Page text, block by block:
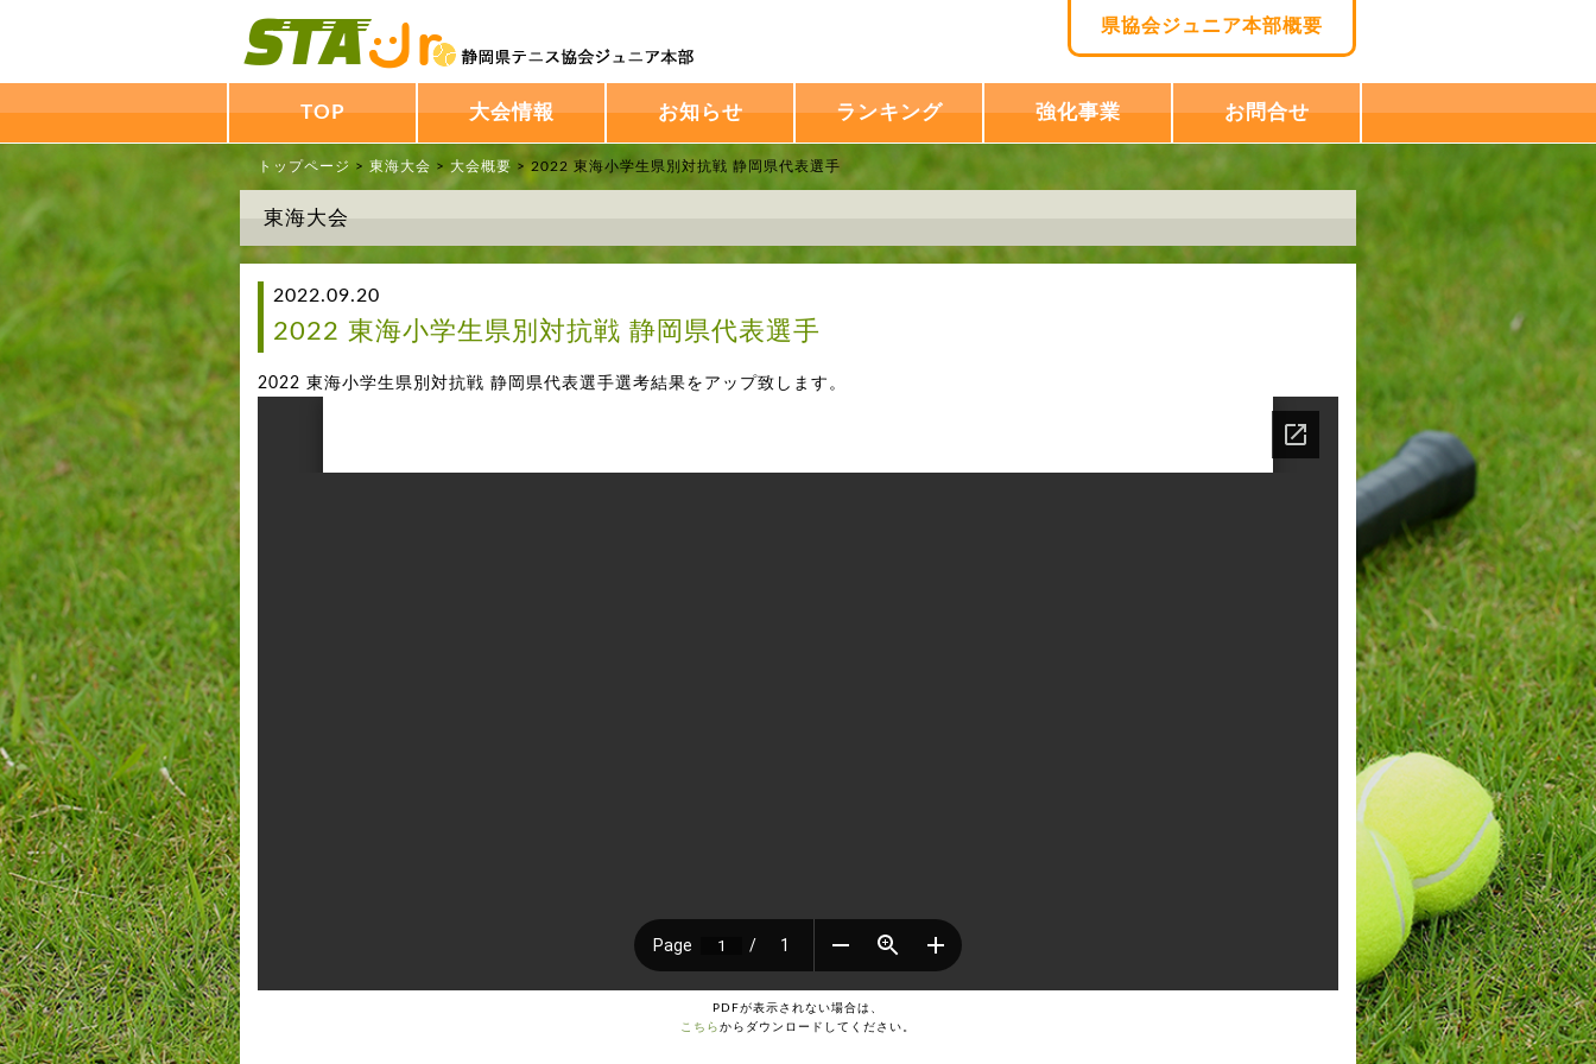
県協会ジュニア本部概要
TOP 大会情報 お知らせ ランキング 強化事業 お問合せ
トップページ > 東海大会 > 大会概要 > 2022 東海小学生県別対抗戦 静岡県代表選手
東海大会
2022.09.20
2022 東海小学生県別対抗戦 静岡県代表選手
2022 東海小学生県別対抗戦 静岡県代表選手選考結果をアップ致します。
PDFが表示されない場合は、
こちら からダウンロードしてください。